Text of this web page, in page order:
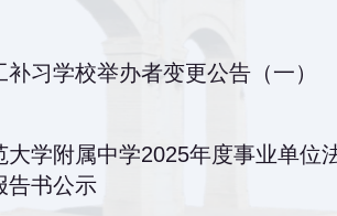
补习学校举办者变更公告（一）
大学附属中学2025年度事业单位
告书公示